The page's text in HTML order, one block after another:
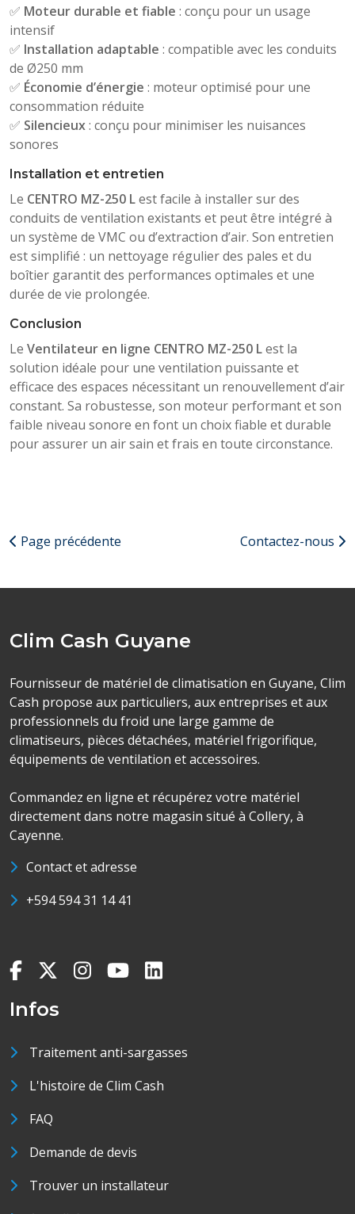
✅ Moteur durable et fiable : conçu pour un usage
intensif
✅ Installation adaptable : compatible avec les conduits
de Ø250 mm
✅ Économie d’énergie : moteur optimisé pour une
consommation réduite
✅ Silencieux: conçu pour minimiser les nuisances
sonores
Installation et entretien
Le CENTRO MZ-250 Lest facile à installer sur des
conduits de ventilation existants et peut être intégré à
un système de VMC ou d’extraction d’air. Son entretien
est simplifié : un nettoyage régulier des pales et du
boîtier garantit des performances optimales et une
durée de vie prolongée.
Conclusion
Le Ventilateur en ligne CENTRO MZ-250 Lest la
solution idéale pour une ventilation puissante et
efficace des espaces nécessitant un renouvellement d’air
constant. Sa robustesse, son moteur performant et son
faible niveau sonore en font un choix fiable et durable
pour assurer un air sain et frais en toute circonstance.
Page précédente Contactez-nous
Clim Cash Guyane
Fournisseur de matériel de climatisation en Guyane, Clim
Cash propose aux particuliers, aux entreprises et aux
professionnels du froid une large gamme de
climatiseurs, pièces détachées, matériel frigorifique,
équipements de ventilation et accessoires.
Commandez en ligne et récupérez votre matériel
directement dans notre magasin situé à Collery, à
Cayenne.
Contact et adresse
+594 594 31 14 41
Infos
Traitement anti-sargasses
L'histoire de Clim Cash
FAQ
Demande de devis
Trouver un installateur